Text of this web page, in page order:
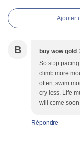
Ajouter
B buy wow gold
So stop
climb more
often, swim
cry less. Life
will come
Répondre